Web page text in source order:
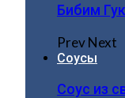
Бибим
PrevNext
Соусы
Соус из